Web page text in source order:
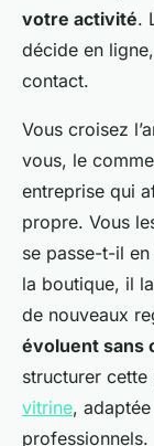
votre activité.
décide en
contact.
Vous croisez
vous, le
entreprise qui
propre. Vous
se passe-t-il
la boutique, il
de nouveaux
évoluent sans
structurer cette
vitrine,
professionnels.